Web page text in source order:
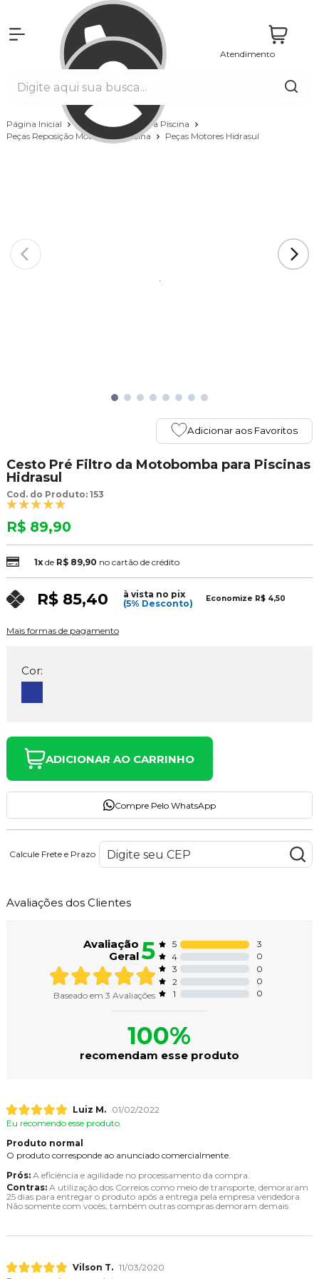
Atendimento
Página Inicial
Equipamentos para Piscina
Peças Reposição Motores de Piscina
Peças Motores Hidrasul
Adicionar aos Favoritos
Cesto Pré Filtro da Motobomba para Piscinas
Hidrasul
Cod. do Produto: 153
R$ 89,90
1xde R$ 89,90 no cartão de crédito
R$ 85,40
à vista no pix
(5% Desconto)
Economize R$ 4,50
Mais formas de pagamento
Cor:
ADICIONAR AO CARRINHO
Compre Pelo WhatsApp
Calcule Frete e Prazo
Avaliações dos Clientes
Avaliação
Geral5
Baseado em 3 Avaliações
5
3
4
0
3
0
2
0
1
0
100%
recomendam esse produto
Luiz M.
01/02/2022
Eu recomendo esse produto.
Produto normal
O produto corresponde ao anunciado comercialmente.
Prós: A eficiência e agilidade no processamento da compra.
Contras: A utilização dos Correios como meio de transporte, demoraram
25 dias para entregar o produto após a entrega pela empresa vendedora
Não somente com vocês, também outras compras demoram demais
Vilson T. 11/03/2020